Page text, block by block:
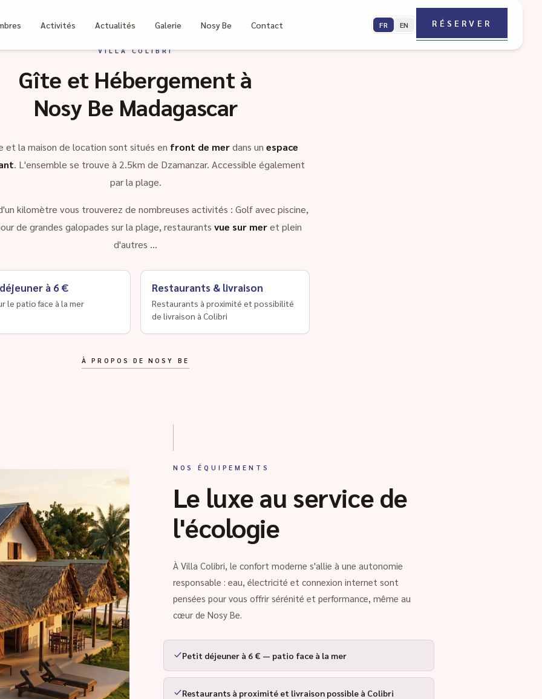
Activités Actualités Galerie Nosy Be Contact FR EN RÉSERVER
VILLA COLIBRI
Gîte et Hébergement à
Nosy Be Madagascar
et la maison de location sont situés en front de merdans un espace
. L'ensemble se trouve à 2.5km de Dzamanzar. Accessible également
par la plage.
kilomètre vous trouverez de nombreuses activités : Golf avec piscine,
de grandes galopades sur la plage, restaurants vue sur meret plein
d'autres …
à 6 €
le patio face à la mer
Restaurants & livraison
Restaurants à proximité et possibilité
de livraison à Colibri
À PROPOS DE NOSY BE
NOS ÉQUIPEMENTS
Le luxe au service de
l'écologie
À Villa Colibri, le confort moderne s'allie à une autonomie
responsable : eau, électricité et connexion internet sont
pensées pour vous offrir sérénité et performance, même au
cœur de Nosy Be.
Petit déjeuner à 6 € — patio face à la mer
Restaurants à proximité et livraison possible à Colibri